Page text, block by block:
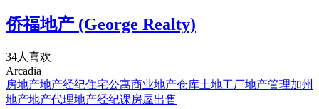
侨福地产 (George Realty)
34人喜欢
Arcadia
房地产地产经纪住宅公寓商业地产仓库土地工厂地产管理加州
地产地产代理地产经纪课房屋出售